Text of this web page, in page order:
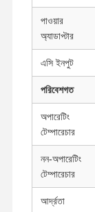
বাড়ি
পাওয়ার
অ্যাডাপ্টার
এসি ইনপুট
পরিবেশগত
অপারেটিং
টেম্পারেচার
নন-অপারেটিং
টেম্পারেচার
আর্দ্রতা